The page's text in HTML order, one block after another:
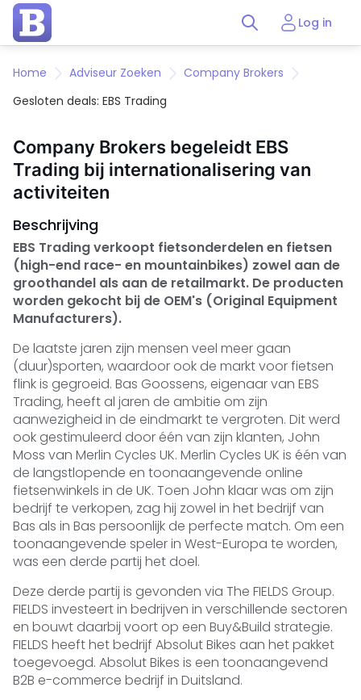
Log in
Home Adviseur Zoeken
Company Brokers
Gesloten deals: EBS Trading
Company Brokers begeleidt EBS
Trading bij internationalisering van
activiteiten
Beschrijving
EBS Trading verkoopt fietsonderdelen en fietsen
(high-end race- en mountainbikes) zowel aan de
groothandel als aan de retailmarkt. De producten
worden gekocht bij de OEM's (Original Equipment
Manufacturers).
De laatste jaren zijn mensen veel meer gaan
(duur)sporten, waardoor ook de markt voor fietsen
flink is gegroeid. Bas Goossens, eigenaar van EBS
Trading, heeft al jaren de ambitie om zijn
aanwezigheid in de eindmarkt te vergroten. Dit werd
ook gestimuleerd door één van zijn klanten, John
Moss van Merlin Cycles UK. Merlin Cycles UK is één van
de langstlopende en toonaangevende online
fietsenwinkels in de UK. Toen John klaar was om zijn
bedrijf te verkopen, zag hij zowel in het bedrijf van
Bas als in Bas persoonlijk de perfecte match. Om een ​​
toonaangevende speler in West-Europa te worden,
was een derde partij het doel.
Deze derde partij is gevonden via The FIELDS Group.
FIELDS investeert in bedrijven in verschillende sectoren
en bouwt daarbij voort op een Buy&Build strategie.
FIELDS heeft het bedrijf Absolut Bikes aan het pakket
toegevoegd. Absolut Bikes is een toonaangevend
B2B e-commerce bedrijf in Duitsland.